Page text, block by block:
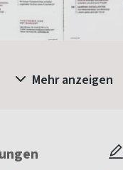
Mehr anzeigen